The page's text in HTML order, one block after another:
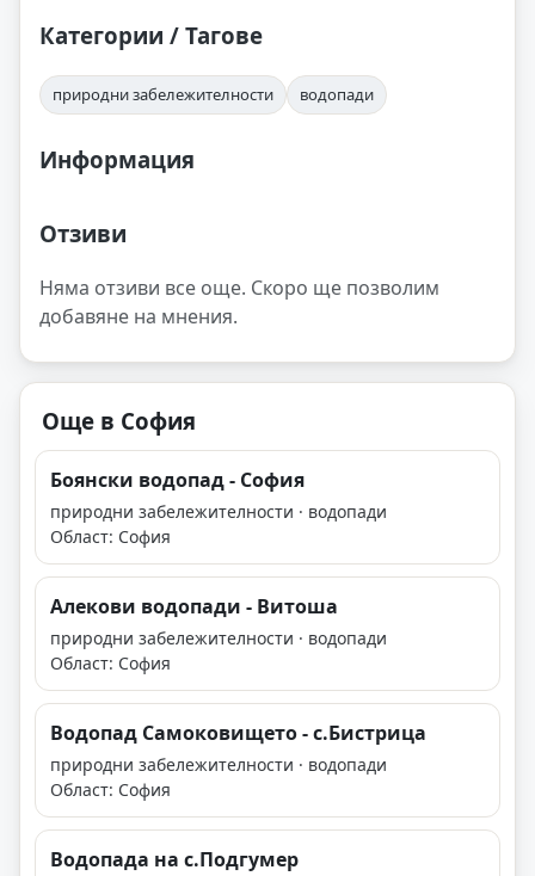
Категории / Тагове
природни забележителности водопади
Информация
Отзиви
Няма отзиви все още. Скоро ще позволим
добавяне на мнения.
Още в София
Боянски водопад - София
природни забележителности · водопади
Област: София
Алекови водопади - Витоша
природни забележителности · водопади
Област: София
Водопад Самоковището - с.Бистрица
природни забележителности · водопади
Област: София
Водопада на с.Подгумер